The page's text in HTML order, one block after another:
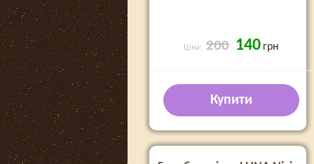
Ціна: 200 140 грн
Купити